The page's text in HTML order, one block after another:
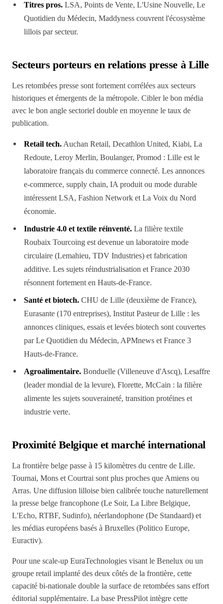
Titres pros. LSA, Points de Vente, L'Usine Nouvelle, Le
Quotidien du Médecin, Maddyness couvrent l'écosystème
lillois par secteur.
Secteurs porteurs en relations presse à Lille
Les retombées presse sont fortement corrélées aux secteurs
historiques et émergents de la métropole. Cibler le bon média
avec le bon angle sectoriel double en moyenne le taux de
publication.
Retail tech.Auchan Retail, Decathlon United, Kiabi, La
Redoute, Leroy Merlin, Boulanger, Promod : Lille est le
laboratoire français du commerce connecté. Les annonces
e-commerce, supply chain, IA produit ou mode durable
intéressent LSA, Fashion Network et La Voix du Nord
économie.
Industrie 4.0 et textile réinventé. La filière textile
Roubaix Tourcoing est devenue un laboratoire mode
circulaire (Lemahieu, TDV Industries) et fabrication
additive. Les sujets réindustrialisation et France 2030
résonnent fortement en Hauts-de-France.
Santé et biotech. CHU de Lille (deuxième de France),
Eurasante (170 entreprises), Institut Pasteur de Lille : les
annonces cliniques, essais et levées biotech sont couvertes
par Le Quotidien du Médecin, APMnews et France 3
Hauts-de-France.
Agroalimentaire. Bonduelle (Villeneuve d'Ascq), Lesaffre
(leader mondial de la levure), Florette, McCain : la filière
alimente les sujets souveraineté, transition protéines et
industrie verte.
Proximité Belgique et marché international
La frontière belge passe à 15 kilomètres du centre de Lille.
Tournai, Mons et Courtrai sont plus proches que Amiens ou
Arras. Une diffusion lilloise bien calibrée touche naturellement
la presse belge francophone (Le Soir, La Libre Belgique,
L'Echo, RTBF, Sudinfo), néerlandophone (De Standaard) et
les médias européens basés à Bruxelles (Politico Europe,
Euractiv).
Pour une scale-up EuraTechnologies visant le Benelux ou un
groupe retail implanté des deux côtés de la frontière, cette
capacité bi-nationale double la surface de retombées sans effort
éditorial supplémentaire. La base PressPilot intègre cette